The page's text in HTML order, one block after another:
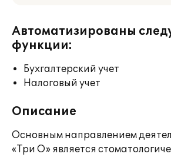
Автоматизированы
функции:
Бухгалтерский учет
Налоговый учет
Описание
Основным направлением
«Три О» является